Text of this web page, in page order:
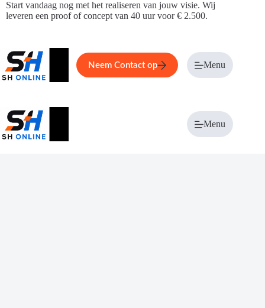
Ga
naar
Start vandaag nog met het realiseren van jouw visie. Wij
leveren een proof of concept van 40 uur voor € 2.500.
Home Service Over ons
Neem Contact op Menu
Menu